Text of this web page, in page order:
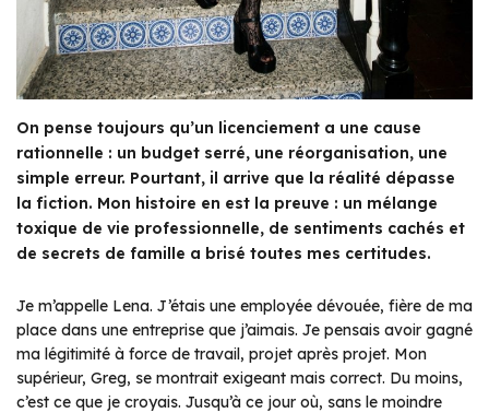
On pense toujours qu’un licenciement a une cause
rationnelle : un budget serré, une réorganisation, une
simple erreur. Pourtant, il arrive que la réalité dépasse
la fiction. Mon histoire en est la preuve : un mélange
toxique de vie professionnelle, de sentiments cachés et
de secrets de famille a brisé toutes mes certitudes.
Je m’appelle Lena. J’étais une employée dévouée, fière de ma
place dans une entreprise que j’aimais. Je pensais avoir gagné
ma légitimité à force de travail, projet après projet. Mon
supérieur, Greg, se montrait exigeant mais correct. Du moins,
c’est ce que je croyais. Jusqu’à ce jour où, sans le moindre